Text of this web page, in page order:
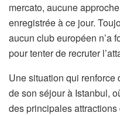
mercato, aucune
enregistrée à ce jour.
aucun club européen n’a
pour tenter de recruter
Une situation qui renforce
de son séjour à Istanbul,
des principales